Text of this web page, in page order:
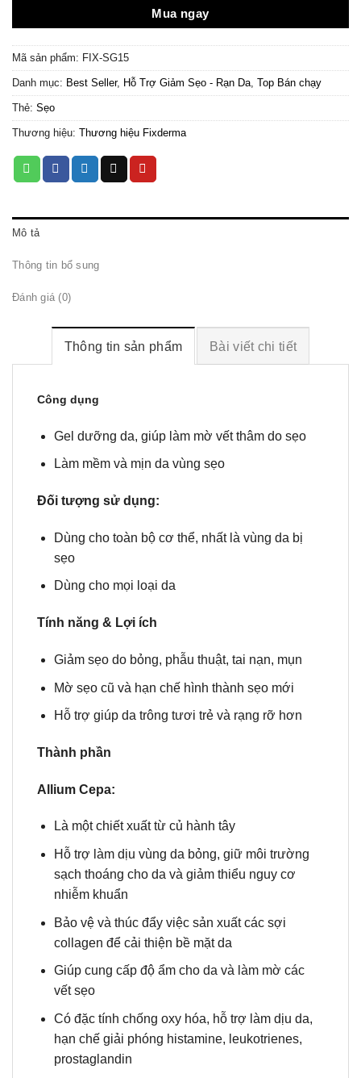
Mã sản phẩm: FIX-SG15
Danh mục: Best Seller, Hỗ Trợ Giảm Sẹo - Rạn Da Top Bán chạy
Thẻ: Sẹo
Thương hiệu: Thương hiệu Fixderma
Mô tả
Thông tin bổ sung
Đánh giá (0)
Thông tin sản phẩm Bài viết chi tiết
Công dụng
Gel dưỡng da, giúp làm mờ vết thâm do sẹo
Làm mềm và mịn da vùng sẹo
Đối tượng sử dụng:
Dùng cho toàn bộ cơ thể, nhất là vùng da bị
sẹo
Dùng cho mọi loại da
Tính năng & Lợi ích
Giảm sẹo do bỏng, phẫu thuật, tai nạn, mụn
Mờ sẹo cũ và hạn chế hình thành sẹo mới
Hỗ trợ giúp da trông tươi trẻ và rạng rỡ hơn
Thành phần
Allium Cepa:
Là một chiết xuất từ củ hành tây
Hỗ trợ làm dịu vùng da bỏng, giữ môi trường
sạch thoáng cho da và giảm thiểu nguy cơ
nhiễm khuẩn
Bảo vệ và thúc đẩy việc sản xuất các sợi
collagen để cải thiện bề mặt da
Giúp cung cấp độ ẩm cho da và làm mờ các
vết sẹo
Có đặc tính chống oxy hóa, hỗ trợ làm dịu da,
hạn chế giải phóng histamine, leukotrienes,
prostaglandin